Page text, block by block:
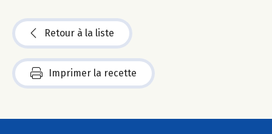
Retour à la liste
Imprimer la recette